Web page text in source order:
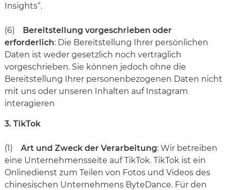
Insights“.
(6) Bereitstellung vorgeschrieben oder
erforderlich: Die Bereitstellung Ihrer persönlichen
Daten ist weder gesetzlich noch vertraglich
vorgeschrieben. Sie können jedoch ohne die
Bereitstellung Ihrer personenbezogenen Daten nicht
mit uns oder unseren Inhalten auf Instagram
interagieren
3. TikTok
(1) Art und Zweck der Verarbeitung: Wir betreiben
eine Unternehmensseite auf TikTok. TikTok ist ein
Onlinedienst zum Teilen von Fotos und Videos des
chinesischen Unternehmens ByteDance. Für den